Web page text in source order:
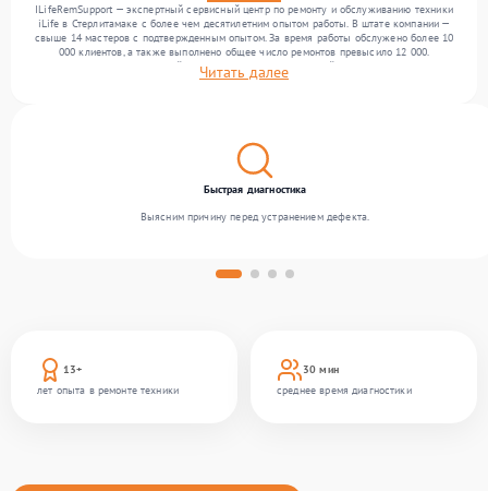
ILifeRemSupport — экспертный сервисный центр по ремонту и обслуживанию техники
iLife в Стерлитамаке с более чем десятилетним опытом работы. В штате компании —
свыше 14 мастеров с подтвержденным опытом. За время работы обслужено более 10
000 клиентов, а также выполнено общее число ремонтов превысило 12 000.
Ежемесячно в сервисный центр поступает от 300 устройств, включая , , . Мы
выполняем ремонт различного уровня сложности и поддерживаем высокий стандарт
Читать далее
13+
лет опыта в ремонте техники
30 мин
среднее время диагностики
Быстрая диагностика
Выясним причину перед устранением дефекта.